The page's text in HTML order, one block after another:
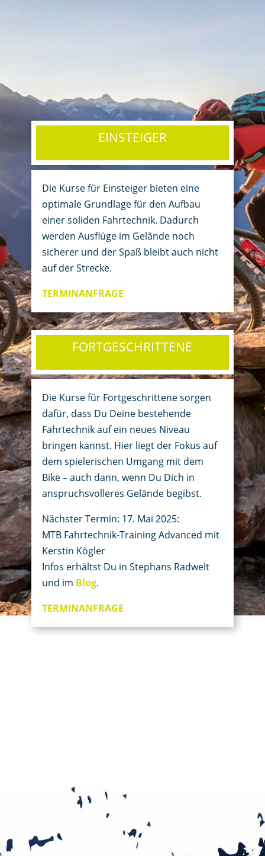
EINSTEIGER
Die Kurse für Einsteiger bieten eine
optimale Grundlage für den Aufbau
einer soliden Fahrtechnik. Dadurch
werden Ausflüge im Gelände noch
sicherer und der Spaß bleibt auch nicht
auf der Strecke.
TERMINANFRAGE
FORTGESCHRITTENE
Die Kurse für Fortgeschrittene sorgen
dafür, dass Du Deine bestehende
Fahrtechnik auf ein neues Niveau
bringen kannst. Hier liegt der Fokus auf
dem spielerischen Umgang mit dem
Bike – auch dann, wenn Du Dich in
anspruchsvolleres Gelände begibst.
Nächster Termin: 17. Mai 2025:
MTB Fahrtechnik-Training Advanced mit
Kerstin Kögler
Infos erhältst Du in Stephans Radwelt
und im Blog.
TERMINANFRAGE